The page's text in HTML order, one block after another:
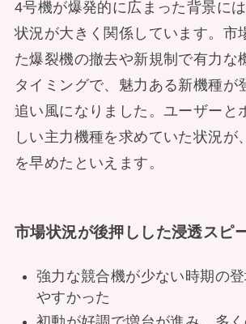
4号機が爆発的に広まった背景に
状況が大きく関係しています。市
た爆裂機の撤去や新規制で有力な
タイミングで、魅力ある新機種が
追い風になりました。ユーザーと
しい主力機種を求めていた状況が
を早めたといえます。
市場状況が後押しした浸透スピ
強力な競合機が少ない時期の
やすかった